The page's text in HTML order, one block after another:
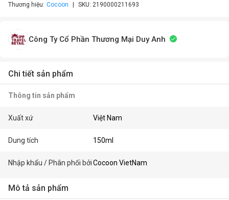
Thương hiệu: Cocoon SKU: 2190000211693
Công Ty Cổ Phần Thương Mại Duy Anh
Chi tiết sản phẩm
Thông tin sản phẩm
Xuất xứ Việt Nam
Dung tích 150ml
Nhập khẩu / Phân phối bởi Cocoon VietNam
Mô tả sản phẩm